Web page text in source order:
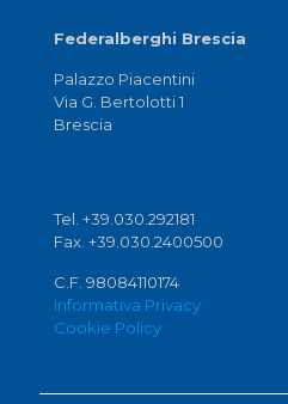
Federalberghi Brescia
Palazzo Piacentini
Via G. Bertolotti 1
Brescia
Tel. +39.030.292181
Fax. +39.030.2400500
C.F. 98084110174
Informativa Privacy
Cookie Policy